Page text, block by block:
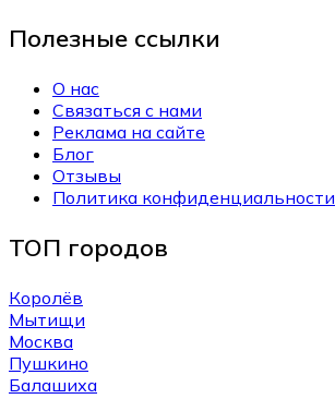
Полезные ссылки
О нас
Связаться с нами
Реклама на сайте
Блог
Отзывы
Политика конфиденциальности
ТОП городов
Королёв
Мытищи
Москва
Пушкино
Балашиха